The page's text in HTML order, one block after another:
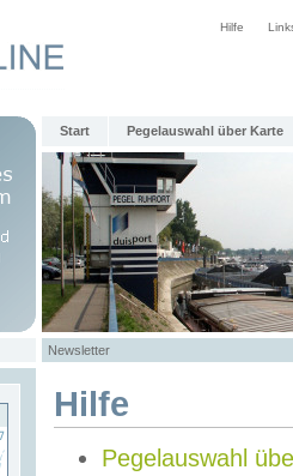
Hilfe
Start Pegelauswahl über Karte
Newsletter
Hilfe
Pegelauswahl